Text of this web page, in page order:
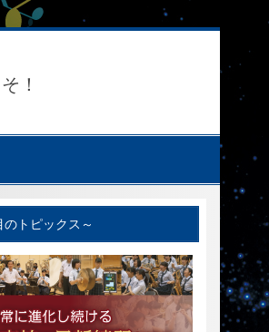
！
のトピックス～